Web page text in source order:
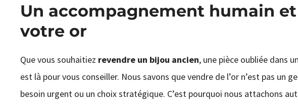
Un accompagnement humain
votre or
Que vous souhaitiez revendre un bijou ancien, une pièce oubliée dans
est là pour vous conseiller. Nous savons que vendre de l’or n’est pas un
besoin urgent ou un choix stratégique. C’est pourquoi nous attachons